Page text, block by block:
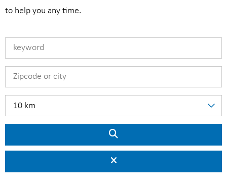
to help you any time.
10 km